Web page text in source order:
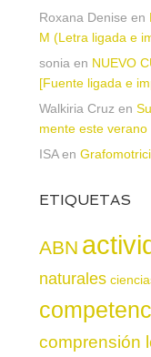
Roxana Denise en
M (Letra ligada e
sonia en NUEVO
[Fuente ligada e
Walkiria Cruz en
mente este verano
ISAen
ETIQUETAS
ABN
naturales
comprensión